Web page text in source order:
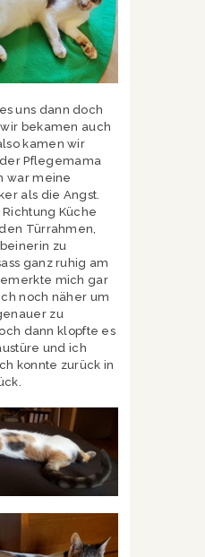
uns dann doch
bekamen auch
kamen wir
Pflegemama
war meine
als die Angst.
Küche
Türrahmen,
zu
ganz ruhig am
mich gar
noch näher um
zu
dann klopfte es
und ich
konnte zurück in